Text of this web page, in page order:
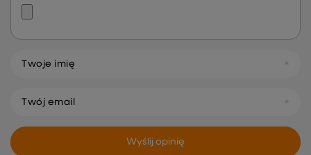
Twoje imię
Twój email
Wyślij opinię